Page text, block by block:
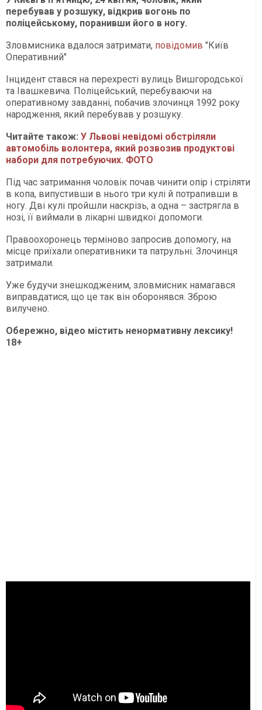
перебував у розшуку, відкрив вогонь по
поліцейському, поранивши його в ногу.
Зловмисника вдалося затримати, повідомив "Київ
Оперативний"
Інцидент стався на перехресті вулиць Вишгородської
та Івашкевича. Поліцейський, перебуваючи на
оперативному завданні, побачив злочинця 1992 року
народження, який перебував у розшуку.
Читайте також: У Львові невідомі обстріляли
автомобіль волонтера, який розвозив продуктові
набори для потребуючих. ФОТО
Під час затримання чоловік почав чинити опір і стріляти
в копа, випустивши в нього три кулі й потрапивши в
ногу. Дві кулі пройшли наскрізь, а одна – застрягла в
нозі, її виймали в лікарні швидкої допомоги.
Правоохоронець терміново запросив допомогу, на
місце приїхали оперативники та патрульні. Злочинця
затримали.
Уже будучи знешкодженим, зловмисник намагався
виправдатися, що це так він оборонявся. Зброю
вилучено.
Обережно, відео містить ненормативну лексику!
18+